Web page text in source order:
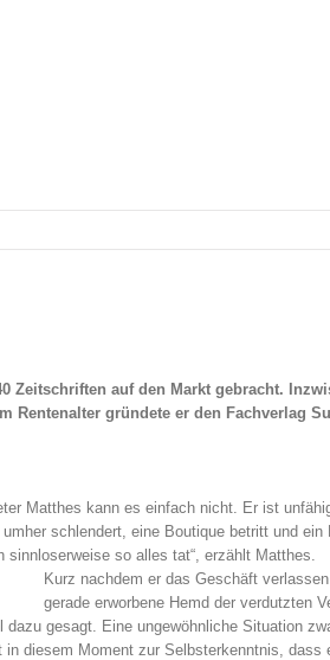
Zeitschriften auf den Markt gebracht.
Rentenalter gründete er den Fachverlag
Matthes kann es einfach nicht. Er ist
schlendert, eine Boutique betritt und
sinnloserweise so alles tat“, erzählt Matthes.
Kurz nachdem er das Geschäft
gerade erworbene Hemd der verdutzten
gesagt. Eine ungewöhnliche Situation
in diesem Moment zur Selbsterkenntnis,